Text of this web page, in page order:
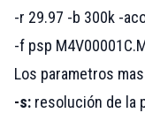
-r 29.97 -b 300k -
-f psp
Los parametros
-s: resolución de la